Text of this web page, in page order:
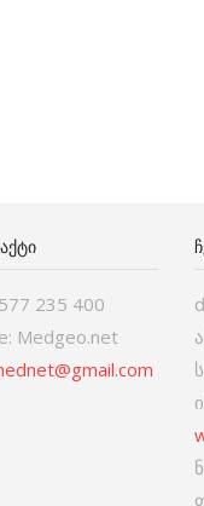
235 400
Medgeo.net